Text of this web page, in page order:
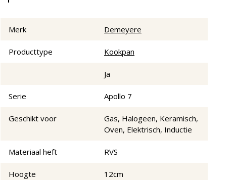
Merk Demeyere
Producttype Kookpan
Ja
Serie Apollo 7
Geschikt voor
Gas, Halogeen, Keramisch,
Oven, Elektrisch, Inductie
Materiaal heft RVS
Hoogte 12cm